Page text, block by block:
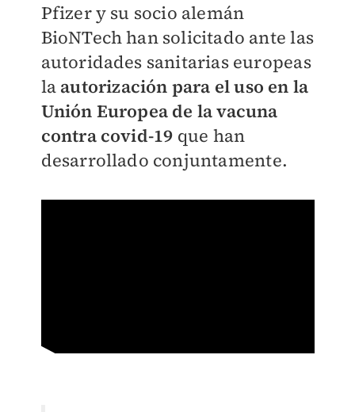
Pfizer y su socio alemán
BioNTech han solicitado ante las
autoridades sanitarias europeas
la autorización para el uso en la
Unión Europea de la vacuna
contra covid-19 que han
desarrollado conjuntamente.